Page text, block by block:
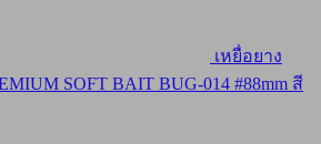
เหยื่อยาง
SOFT BAIT BUG-014 #88mm สี